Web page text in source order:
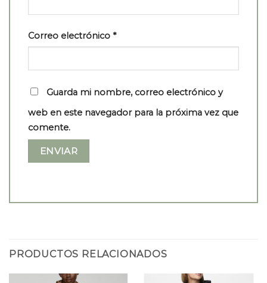
Correo electrónico *
Guarda mi nombre, correo electrónico y
web en este navegador para la próxima vez que
comente.
PRODUCTOS RELACIONADOS